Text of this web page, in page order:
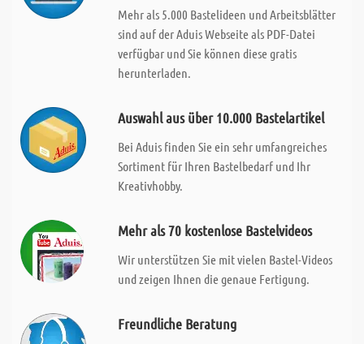
Mehr als 5.000 Bastelideen und Arbeitsblätter
sind auf der Aduis Webseite als PDF-Datei
verfügbar und Sie können diese gratis
herunterladen.
Auswahl aus über 10.000 Bastelartikel
Bei Aduis finden Sie ein sehr umfangreiches
Sortiment für Ihren Bastelbedarf und Ihr
Kreativhobby.
Mehr als 70 kostenlose Bastelvideos
Wir unterstützen Sie mit vielen Bastel-Videos
und zeigen Ihnen die genaue Fertigung.
Freundliche Beratung